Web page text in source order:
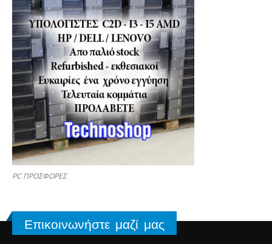
PC ΠΡΟΣΦΟΡΕΣ
Επικοινωνήστε μαζί μας